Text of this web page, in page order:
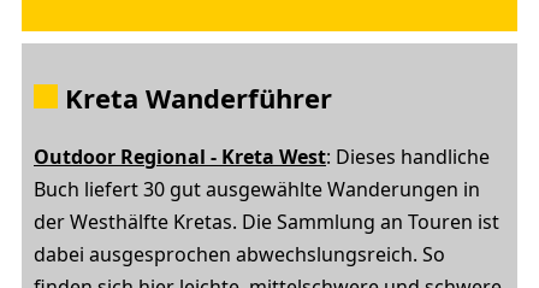
Kreta Wanderführer
Outdoor Regional - Kreta West: Dieses handliche
Buch liefert 30 gut ausgewählte Wanderungen in
der Westhälfte Kretas. Die Sammlung an Touren ist
dabei ausgesprochen abwechslungsreich. So